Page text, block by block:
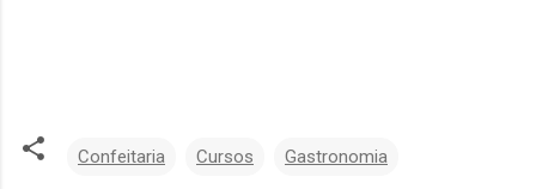
Confeitaria Cursos Gastronomia